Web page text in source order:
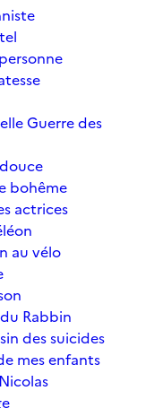
Guerre des
bohême
actrices
au vélo
Rabbin
des suicides
mes enfants